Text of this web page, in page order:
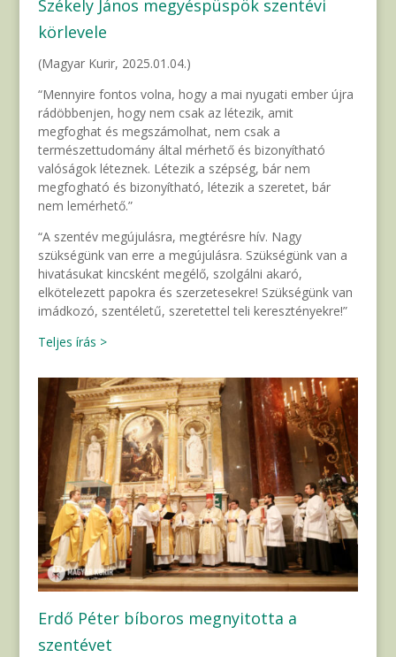
Székely János megyéspüspök szentévi
körlevele
(Magyar Kurir, 2025.01.04.)
“Mennyire fontos volna, hogy a mai nyugati ember újra
rádöbbenjen, hogy nem csak az létezik, amit
megfoghat és megszámolhat, nem csak a
természettudomány által mérhető és bizonyítható
valóságok léteznek. Létezik a szépség, bár nem
megfogható és bizonyítható, létezik a szeretet, bár
nem lemérhető.”
“A szentév megújulásra, megtérésre hív. Nagy
szükségünk van erre a megújulásra. Szükségünk van a
hivatásukat kincsként megélő, szolgálni akaró,
elkötelezett papokra és szerzetesekre! Szükségünk van
imádkozó, szentéletű, szeretettel teli keresztényekre!”
Teljes írás >
Erdő Péter bíboros megnyitotta a
szentévet